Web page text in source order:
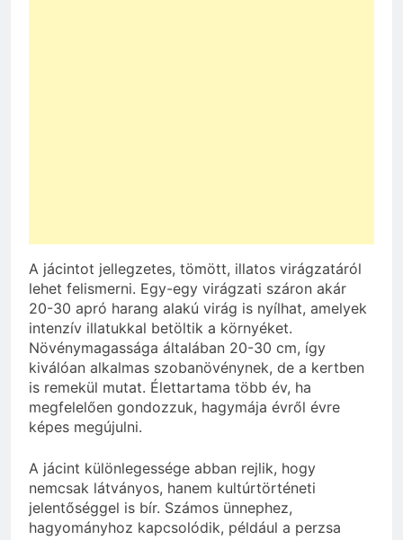
A jácintot jellegzetes, tömött, illatos virágzatáról
lehet felismerni. Egy-egy virágzati száron akár
20-30 apró harang alakú virág is nyílhat, amelyek
intenzív illatukkal betöltik a környéket.
Növénymagassága általában 20-30 cm, így
kiválóan alkalmas szobanövénynek, de a kertben
is remekül mutat. Élettartama több év, ha
megfelelően gondozzuk, hagymája évről évre
képes megújulni.
A jácint különlegessége abban rejlik, hogy
nemcsak látványos, hanem kultúrtörténeti
jelentőséggel is bír. Számos ünnephez,
hagyományhoz kapcsolódik, például a perzsa